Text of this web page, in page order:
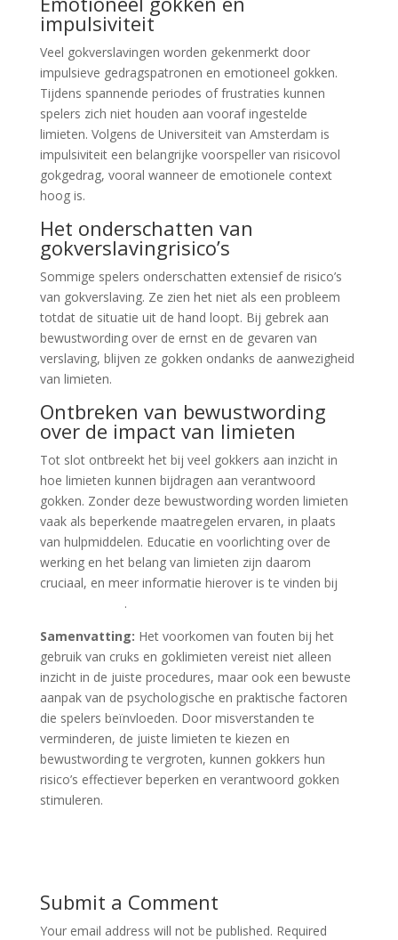
impulsiviteit
Veel gokverslavingen worden gekenmerkt door
impulsieve gedragspatronen en emotioneel gokken.
Tijdens spannende periodes of frustraties kunnen
spelers zich niet houden aan vooraf ingestelde
limieten. Volgens de Universiteit van Amsterdam is
impulsiviteit een belangrijke voorspeller van risicovol
gokgedrag, vooral wanneer de emotionele context
hoog is.
Het onderschatten van
gokverslavingrisico’s
Sommige spelers onderschatten extensief de risico’s
van gokverslaving. Ze zien het niet als een probleem
totdat de situatie uit de hand loopt. Bij gebrek aan
bewustwording over de ernst en de gevaren van
verslaving, blijven ze gokken ondanks de aanwezigheid
van limieten.
Ontbreken van bewustwording
over de impact van limieten
Tot slot ontbreekt het bij veel gokkers aan inzicht in
hoe limieten kunnen bijdragen aan verantwoord
gokken. Zonder deze bewustwording worden limieten
vaak als beperkende maatregelen ervaren, in plaats
van hulpmiddelen. Educatie en voorlichting over de
werking en het belang van limieten zijn daarom
cruciaal, en meer informatie hierover is te vinden bij
.
Samenvatting: Het voorkomen van fouten bij het
gebruik van cruks en goklimieten vereist niet alleen
inzicht in de juiste procedures, maar ook een bewuste
aanpak van de psychologische en praktische factoren
die spelers beïnvloeden. Door misverstanden te
verminderen, de juiste limieten te kiezen en
bewustwording te vergroten, kunnen gokkers hun
risico’s effectiever beperken en verantwoord gokken
stimuleren.
Submit a Comment
Your email address will not be published. Required